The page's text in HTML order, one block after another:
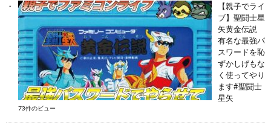
【親子でライ
ブ】聖闘士星
矢黄金伝説
有名な最強パ
スワードを恥
ずかしげもな
く使ってやり
ます#聖闘士
星矢
73件のビュー